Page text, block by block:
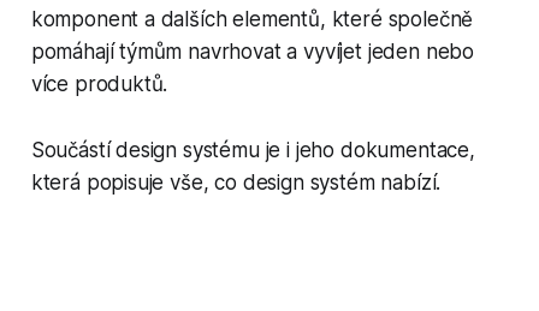
komponent a dalších elementů, které společně
pomáhají týmům navrhovat a vyvíjet jeden nebo
více produktů.
Součástí design systému je i jeho dokumentace,
která popisuje vše, co design systém nabízí.